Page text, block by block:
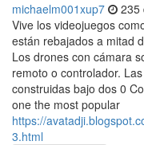
michaelm001xup7 235
Vive los videojuegos
están rebajados a mitad
Los drones con cámara
remoto o controlador.
construidas bajo dos 0
one the most popular
https://
3.html